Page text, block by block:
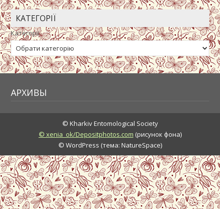
КАТЕГОРІЇ
Категорії
АРХИВЫ
© Kharkiv Entomological Society
© xenia_ok/Depositphotos.com (рисунок фона)
© WordPress (тема: NatureSpace)